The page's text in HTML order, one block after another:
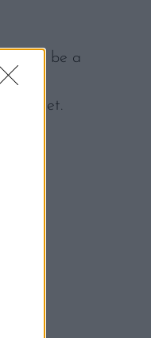
be a
el a